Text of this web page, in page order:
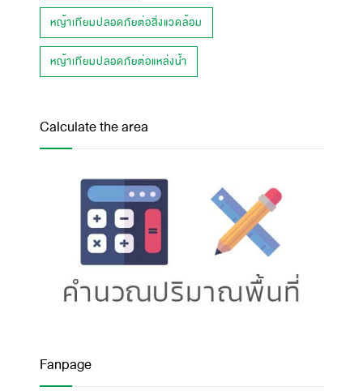
หญ้าเทียมปลอดภัยต่อสิ่งแวดล้อม
หญ้าเทียมปลอดภัยต่อแหล่งน้ำ
Calculate the area
Fanpage